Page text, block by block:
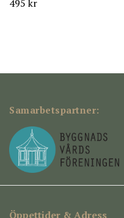
495 kr
Samarbetspartner:
Öppettider & Adress